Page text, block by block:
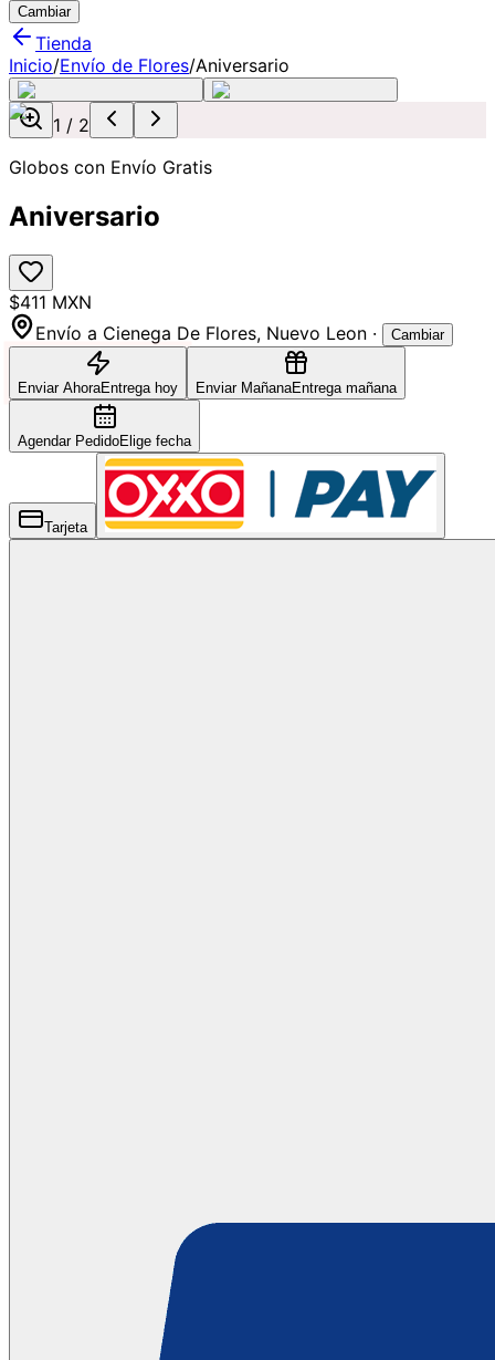
Cambiar
Tienda
Inicio/Envío de Flores/Aniversario
1 / 2
Globos con Envío Gratis
Aniversario
$411 MXN
Envío a Cienega De Flores, Nuevo Leon · Cambiar
Enviar AhoraEntrega hoy Enviar MañanaEntrega mañana
Agendar PedidoElige fecha
Tarjeta